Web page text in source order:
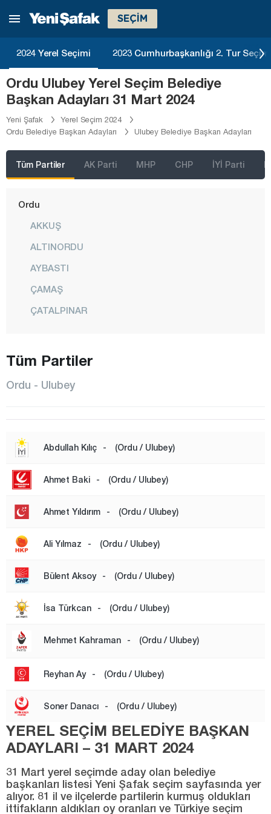
SEÇİM
2024 Yerel Seçimi 2023 Cumhurbaşkanlığı 2. Tur
Ordu Ulubey Yerel Seçim Belediye
Başkan Adayları 31 Mart 2024
Yeni Şafak
Yerel Seçim 2024
Ordu Belediye Başkan Adayları
Ulubey Belediye Başkan Adayları
Tüm Partiler AK Parti MHP CHP İYİ Parti
Manisa
Mersin
Muğla
Muş
Niğde
Ordu
AKKUŞ
ALTINORDU
AYBASTI
ÇAMAŞ
ÇATALPINAR
KABATAŞ
MESUDİYE
ÜNYE
Osmaniye
Rize
Sakarya
Samsun
Siirt
Sinop
Şanlıurfa
Şırnak
Tüm Partiler
Ordu - Ulubey
Abdullah Kılıç - (Ordu / Ulubey)
Ahmet Baki - (Ordu / Ulubey)
Ahmet Yıldırım - (Ordu / Ulubey)
Ali Yılmaz - (Ordu / Ulubey)
Bülent Aksoy - (Ordu / Ulubey)
İsa Türkcan - (Ordu / Ulubey)
Mehmet Kahraman - (Ordu / Ulubey)
Reyhan Ay - (Ordu / Ulubey)
Soner Danacı - (Ordu / Ulubey)
YEREL SEÇİM BELEDİYE BAŞKAN
ADAYLARI – 31 MART 2024
31 Mart yerel seçimde aday olan belediye
başkanları listesi Yeni Şafak seçim sayfasında yer
alıyor. 81 il ve ilçelerde partilerin kurmuş oldukları
ittifakların aldıkları oy oranları ve Türkiye seçim